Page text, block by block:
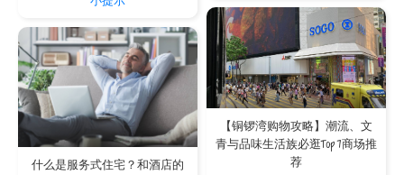
【铜锣湾购物攻略】潮流、文
青与品味生活族必逛Top 7商场推
荐
什么是服务式住宅？和酒店的